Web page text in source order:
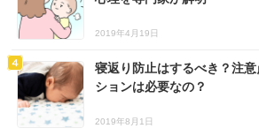
2019年4月19日
寝返り防止はするべき？注
ションは必要なの？
2019年8月1日